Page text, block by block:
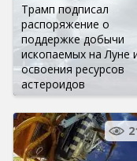
Трамп подписал
распоряжение о
поддержке добычи
ископаемых на Луне
освоения ресурсов
астероидов